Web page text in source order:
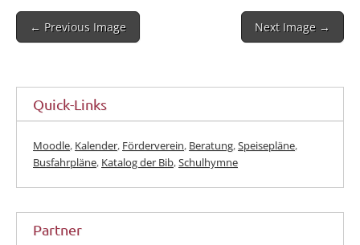
Post
navigation
← Previous Image Next Image →
Quick-Links
Moodle, Kalender, Förderverein, Beratung,Speisepläne,
Busfahrpläne, Katalog der Bib,Schulhymne
Partner